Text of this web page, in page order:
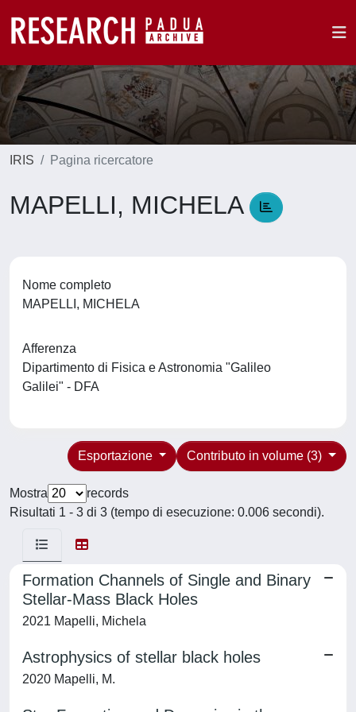
IRIS Pagina ricercatore
MAPELLI, MICHELA
Nome completo
MAPELLI, MICHELA
Afferenza
Dipartimento di Fisica e Astronomia "Galileo
Galilei" - DFA
Contributo in volume (3)
Esportazione
Mostra
records
Risultati 1 - 3 di 3 (tempo di esecuzione: 0.006 secondi).
Formation Channels of Single and Binary
Stellar-Mass Black Holes
2021 Mapelli, Michela
Astrophysics of stellar black holes
2020 Mapelli, M.